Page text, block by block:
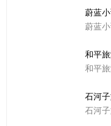
蔚蓝
蔚蓝
和平
和平
石河
石河